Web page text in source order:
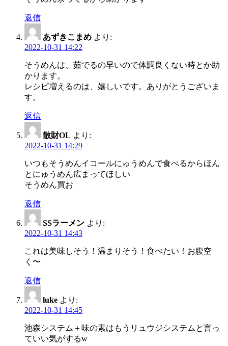
返信
あずきこまめ より:
2022-10-31 14:22
そうめんは、茹でるの早いので体調良くない時とか助
かります。
レシピ増えるのは、嬉しいです。ありがとうございま
す。
返信
散財OL より:
2022-10-31 14:29
いつもそうめんイコールにゅうめんで食べるからほん
とにゅうめん広まってほしい
そうめん買お
返信
SSラーメン より:
2022-10-31 14:43
これは美味しそう！温まりそう！食べたい！お腹空
く〜
返信
luke より:
2022-10-31 14:45
池森システム＋味の素はもうリュウジシステムと言っ
ていい気がするw